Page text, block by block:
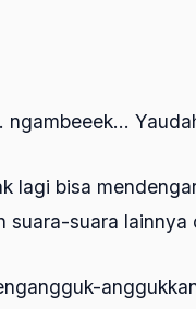
ngambeeek...
lagi bisa
suara-suara lainnya